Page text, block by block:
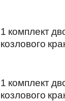
1 комплект
козлового
1 комплект
козлового